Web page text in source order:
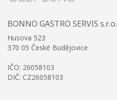
BONNO GASTRO SERVIS s.r.o.
Husova 523
370 05 České Budějovice
IČO: 26058103
DIČ: CZ26058103